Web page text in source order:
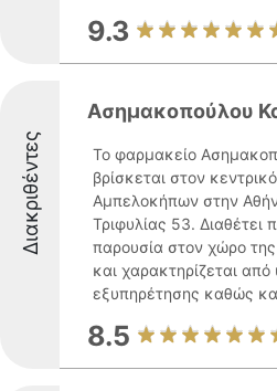
9.3
Διακριθέντες
Ασημακοπούλου
Το φαρμακείο
βρίσκεται στον
Αμπελοκήπων στην
Τριφυλίας 53. Διαθέτει
παρουσία στον χώρο
και χαρακτηρίζεται
εξυπηρέτησης καθώς
8.5